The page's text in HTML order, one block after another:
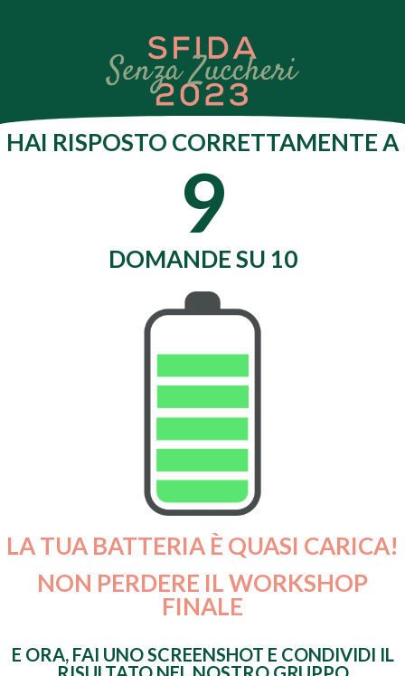
HAI RISPOSTO CORRETTAMENTE A
9
DOMANDE SU 10
LA TUA BATTERIA È QUASI CARICA!
NON PERDERE IL WORKSHOP
FINALE
E ORA, FAI UNO SCREENSHOT E CONDIVIDI IL